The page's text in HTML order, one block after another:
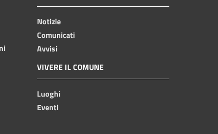
Notizie
Comunicati
Avvisi
VIVERE IL COMUNE
Luoghi
Eventi